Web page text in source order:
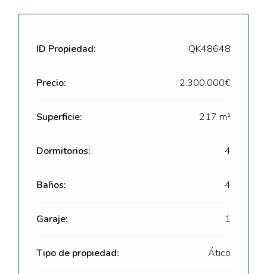
ID Propiedad: QK48648
Precio: 2.300.000€
Superficie: 217 m²
Dormitorios: 4
Baños: 4
Garaje: 1
Tipo de propiedad: Ático